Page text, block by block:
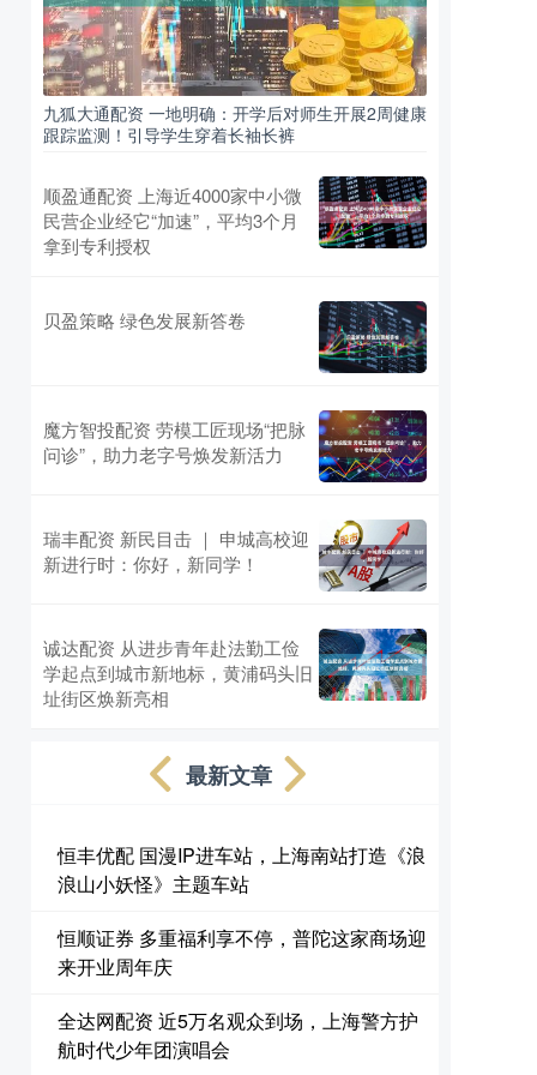
九狐大通配资 一地明确：开学后对师生开展2周健康
跟踪监测！引导学生穿着长袖长裤
顺盈通配资 上海近4000家中小微
民营企业经它“加速”，平均3个月
拿到专利授权
贝盈策略 绿色发展新答卷
魔方智投配资 劳模工匠现场“把脉
问诊”，助力老字号焕发新活力
瑞丰配资 新民目击 ｜ 申城高校迎
新进行时：你好，新同学！
诚达配资 从进步青年赴法勤工俭
学起点到城市新地标，黄浦码头旧
址街区焕新亮相
最新文章
恒丰优配 国漫IP进车站，上海南站打造《浪
浪山小妖怪》主题车站
恒顺证券 多重福利享不停，普陀这家商场迎
来开业周年庆
全达网配资 近5万名观众到场，上海警方护
航时代少年团演唱会